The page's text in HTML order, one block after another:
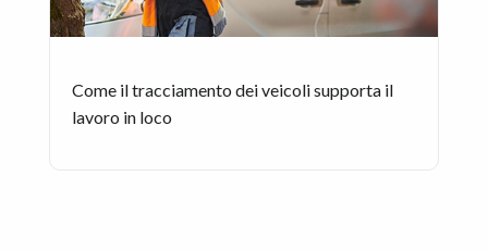
Come il tracciamento dei veicoli supporta il
lavoro in loco